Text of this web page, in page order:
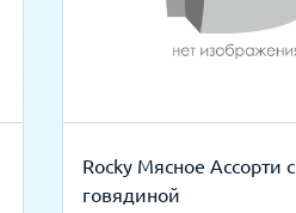
Rocky Мясное Ассорти с
говядиной